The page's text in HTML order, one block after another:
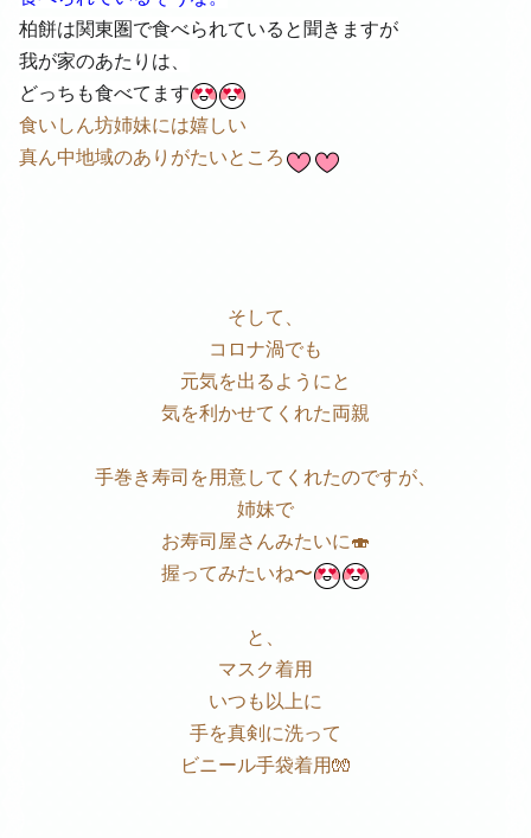
柏餅は関東圏で食べられていると聞きますが
我が家のあたりは、
どっちも食べてます
食いしん坊姉妹には嬉しい
真ん中地域のありがたいところ
そして、
コロナ渦でも
元気を出るようにと
気を利かせてくれた両親
手巻き寿司を用意してくれたのですが、
姉妹で
お寿司屋さんみたいに🍣
握ってみたいね〜
と、
マスク着用
いつも以上に
手を真剣に洗って
ビニール手袋着用🧤